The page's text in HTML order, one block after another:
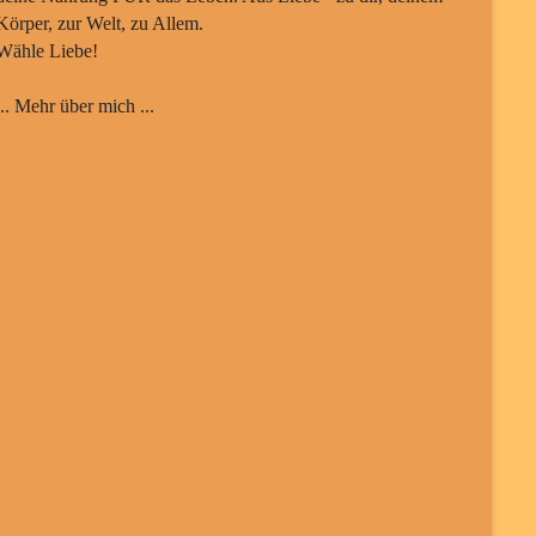
zur Welt, zu Allem.
Liebe!
Mehr über mich ...